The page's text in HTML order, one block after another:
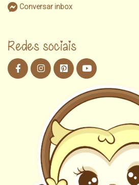
Conversar inbox
Redes sociais